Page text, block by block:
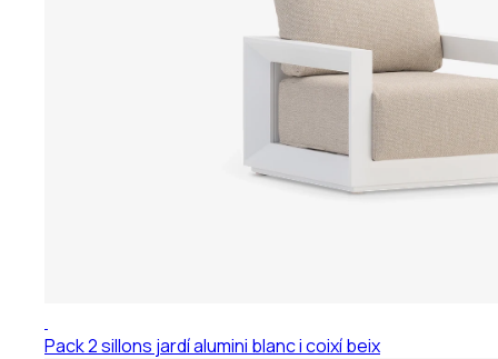
Pack 2 sillons jardí alumini blanc i coixí beix